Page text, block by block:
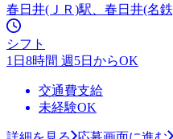
春日井(ＪＲ)駅、春日井(名
シフト
1日8時間 週5日からOK
交通費支給
未経験OK